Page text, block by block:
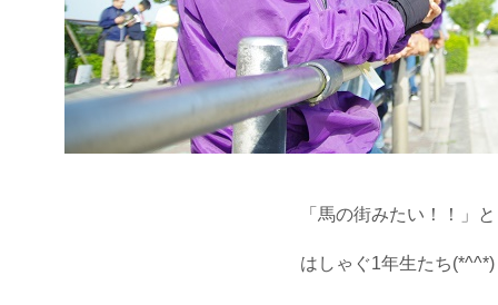
「馬の街みたい！！」と
はしゃぐ1年生たち(*^^*)